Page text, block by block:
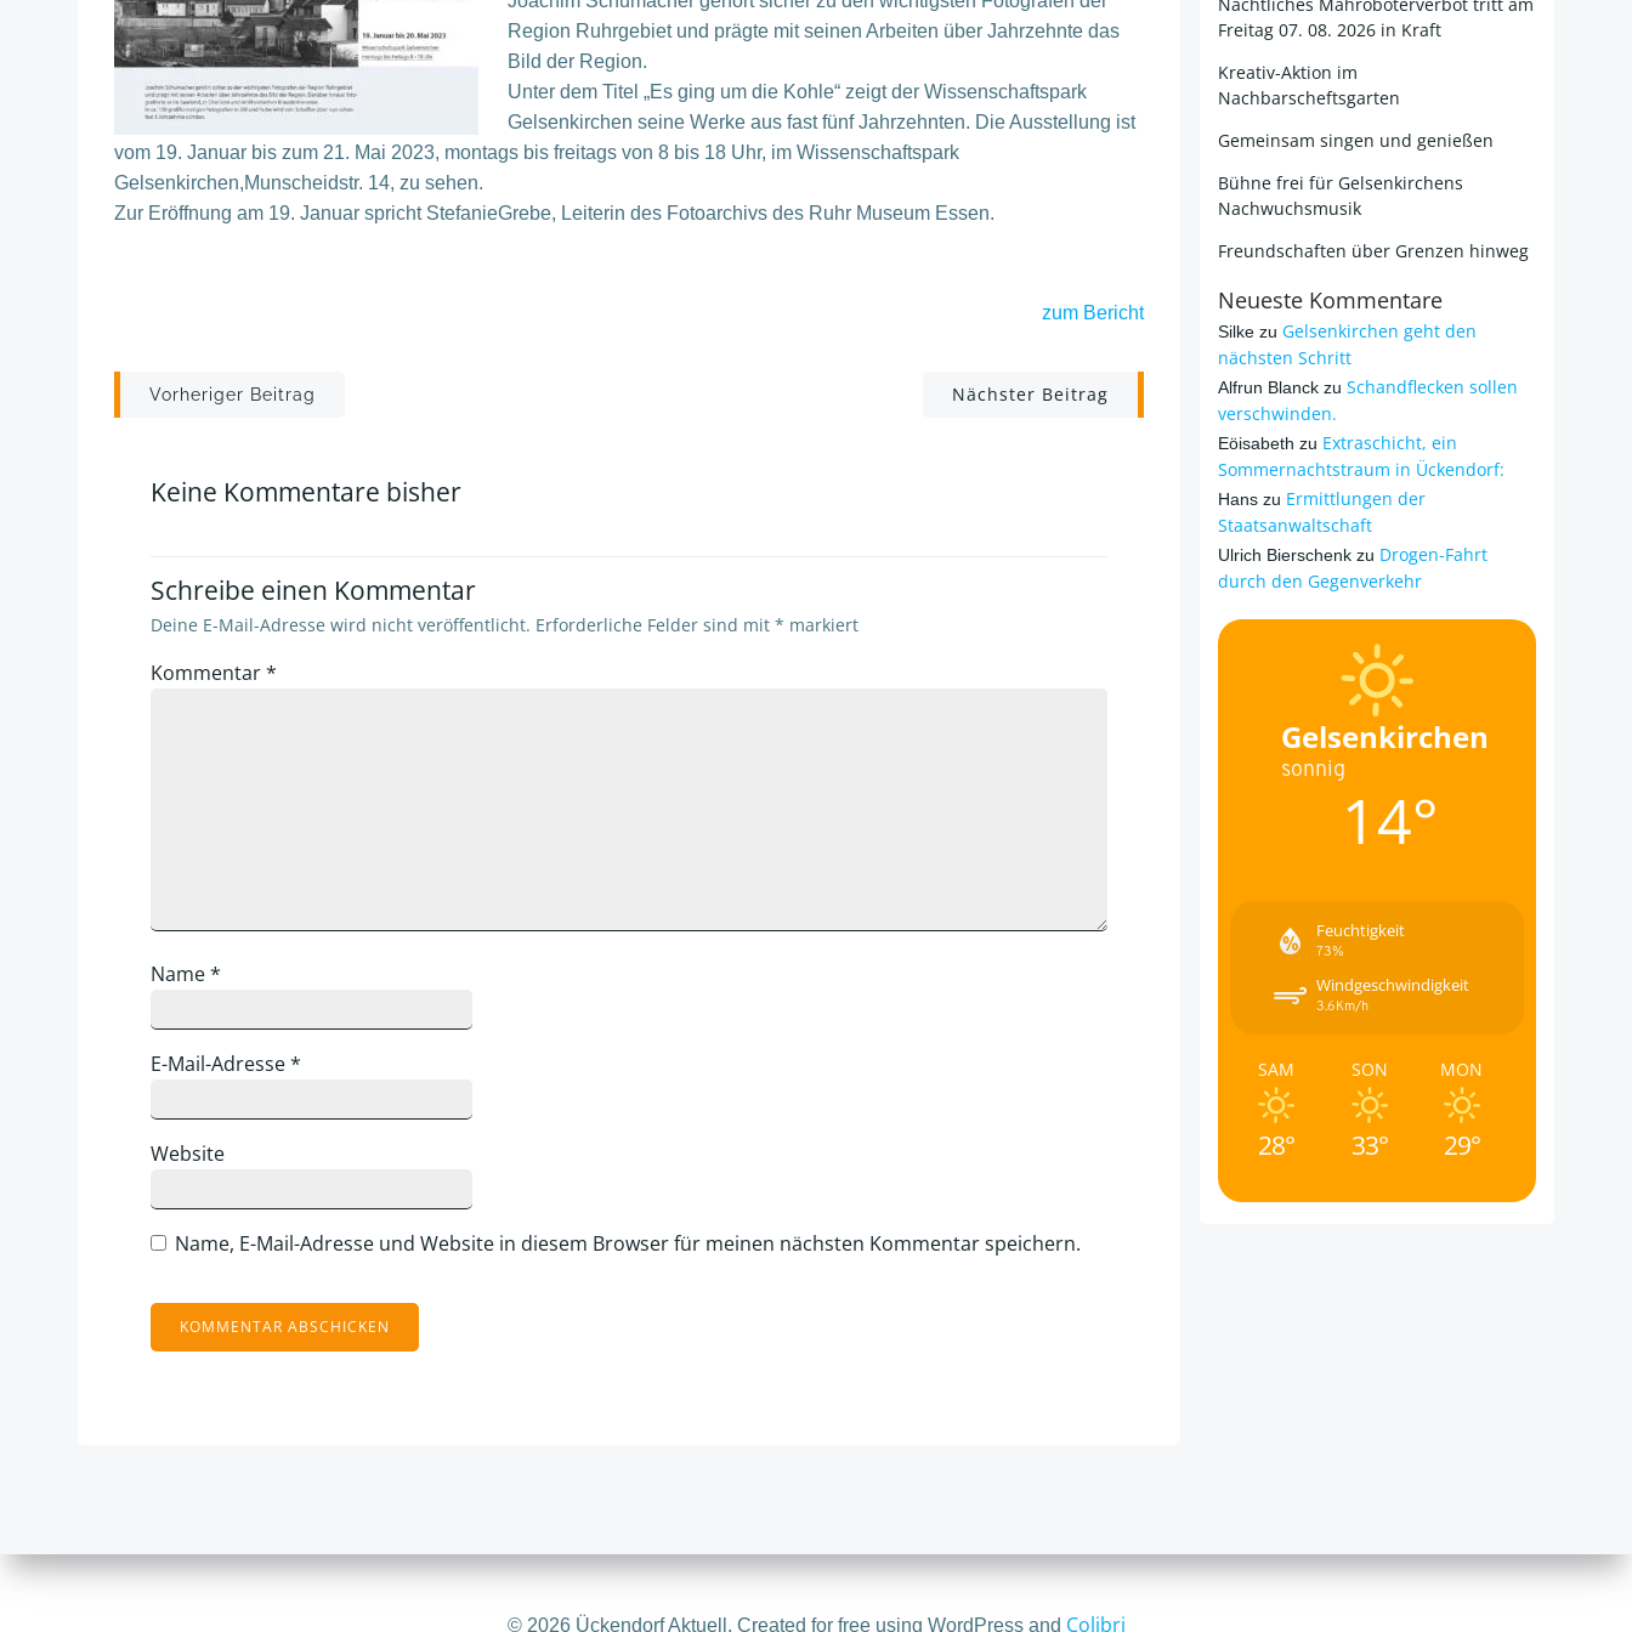
Region Ruhrgebiet und prägte mit seinen Arbeiten über Jahrzehnte das
Bild der Region.
Unter dem Titel „Es ging um die Kohle“ zeigt der Wissenschaftspark
Gelsenkirchen seine Werke aus fast fünf Jahrzehnten. Die Ausstellung ist
vom 19. Januar bis zum 21. Mai 2023, montags bis freitags von 8 bis 18 Uhr, im Wissenschaftspark
Gelsenkirchen,Munscheidstr. 14, zu sehen.
Zur Eröffnung am 19. Januar spricht StefanieGrebe, Leiterin des Fotoarchivs des Ruhr Museum Essen.
zum Bericht
Post
Vorheriger Beitrag Nächster Beitrag
Keine Kommentare bisher
Schreibe einen Kommentar
Deine E-Mail-Adresse wird nicht veröffentlicht. Erforderliche Felder sind mit * markiert
Kommentar*
Name*
E-Mail-Adresse*
Website
Name, E-Mail-Adresse und Website in diesem Browser für meinen nächsten Kommentar speichern.
Freitag 07. 08. 2026 in Kraft
Kreativ-Aktion im
Nachbarscheftsgarten
Gemeinsam singen und genießen
Bühne frei für Gelsenkirchens
Nachwuchsmusik
Freundschaften über Grenzen hinweg
Neueste Kommentare
Silke zu Gelsenkirchen geht den
nächsten Schritt
Alfrun Blanck zu Schandflecken sollen
verschwinden.
Eöisabeth zu Extraschicht, ein
Sommernachtstraum in Ückendorf:
Hans zu Ermittlungen der
Staatsanwaltschaft
Ulrich Bierschenk zu Drogen-Fahrt
durch den Gegenverkehr
Gelsenkirchen
sonnig
14°
Feuchtigkeit
73%
Windgeschwindigkeit
3.6Km/h
SAM
28°
SON
33°
MON
29°
© 2026 Ückendorf Aktuell. Created for free using WordPress and Colibri